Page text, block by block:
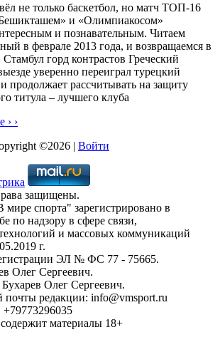
не только баскетбол, но матч ТОП-16
и «Олимпиакосом»
и познавательным. Читаем
в феврале 2013 года, и возвращаемся в
горд контрастов Греческий
уверенно переиграл турецкий
продолжает рассчитывать на защиту
титула – лучшего клуба
› ›
©2026 | Войти
защищены.
мире спорта" зарегистрировано в
по надзору в сфере связи,
и массовых коммуникаций
г.
ЭЛ № ФС 77 - 75665.
Олег Сергеевич.
Олег Сергеевич.
почты редакции: info@vmsport.ru
материалы 18+